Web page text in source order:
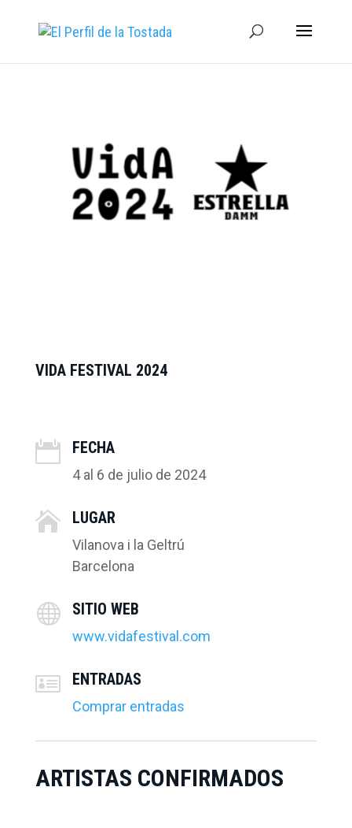
VIDA FESTIVAL 2024
 FECHA
4 al 6 de julio de 2024
 LUGAR
Vilanova i la Geltrú
Barcelona
 SITIO WEB
www.vidafestival.com
 ENTRADAS
Comprar entradas
ARTISTAS CONFIRMADOS